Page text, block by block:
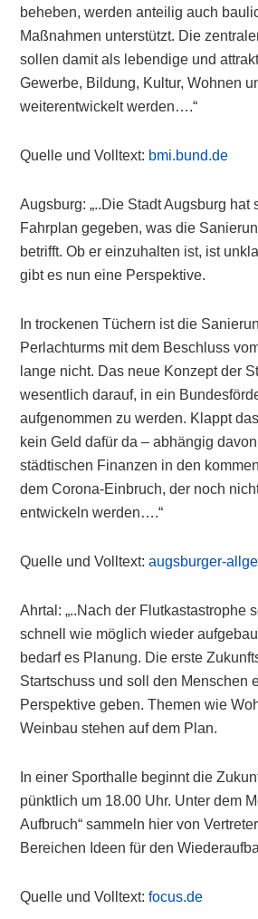
beheben, werden anteilig auch
Maßnahmen unterstützt. Die
sollen damit als lebendige und
Gewerbe, Bildung, Kultur, Wohnen
weiterentwickelt werden….“
Quelle und Volltext: bmi.bund.de
Augsburg: „..Die Stadt Augsburg hat
Fahrplan gegeben, was die
betrifft. Ob er einzuhalten ist, ist
gibt es nun eine Perspektive.
In trockenen Tüchern ist die
Perlachturms mit dem Beschluss
lange nicht. Das neue Konzept der
wesentlich darauf, in ein
aufgenommen zu werden. Klappt
kein Geld dafür da – abhängig
städtischen Finanzen in den
dem Corona-Einbruch, der noch
entwickeln werden….“
Quelle und Volltext:augsburger-
Ahrtal: „..Nach der Flutkastastrophe
schnell wie möglich wieder
bedarf es Planung. Die erste
Startschuss und soll den Menschen
Perspektive geben. Themen wie
Weinbau stehen auf dem Plan.
In einer Sporthalle beginnt die
pünktlich um 18.00 Uhr. Unter dem
Aufbruch“ sammeln hier von
Bereichen Ideen für den
Quelle und Volltext:focus.de